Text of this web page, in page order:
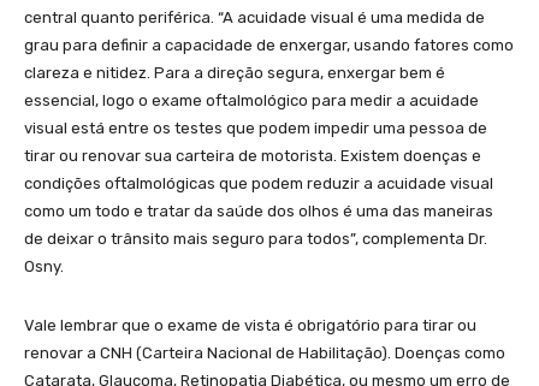
central quanto periférica. “A acuidade visual é uma medida de
grau para definir a capacidade de enxergar, usando fatores como
clareza e nitidez. Para a direção segura, enxergar bem é
essencial, logo o exame oftalmológico para medir a acuidade
visual está entre os testes que podem impedir uma pessoa de
tirar ou renovar sua carteira de motorista. Existem doenças e
condições oftalmológicas que podem reduzir a acuidade visual
como um todo e tratar da saúde dos olhos é uma das maneiras
de deixar o trânsito mais seguro para todos”, complementa Dr.
Osny.
Vale lembrar que o exame de vista é obrigatório para tirar ou
renovar a CNH (Carteira Nacional de Habilitação). Doenças como
Catarata, Glaucoma, Retinopatia Diabética, ou mesmo um erro de